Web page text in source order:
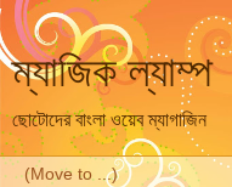
ম্যাজিক ল্যাম্প
ছোটোদের বাংলা ওয়েব ম্যাগাজিন